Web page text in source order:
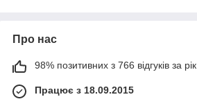
Про нас
98% позитивних з 766 відгуків за рік
Працює з 18.09.2015